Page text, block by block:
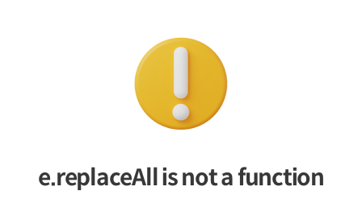
e.replaceAll is not a function